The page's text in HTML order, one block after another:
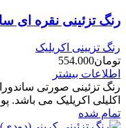
رنگ تزئینی نقره ای ساندورا کد 138
رنگ تزیینی اکریلیک
تومان554.000
اطلاعات بیشتر
رنگ تزئینی صورتی
اکلیلی اکریلیک می باشد.
تمام شده